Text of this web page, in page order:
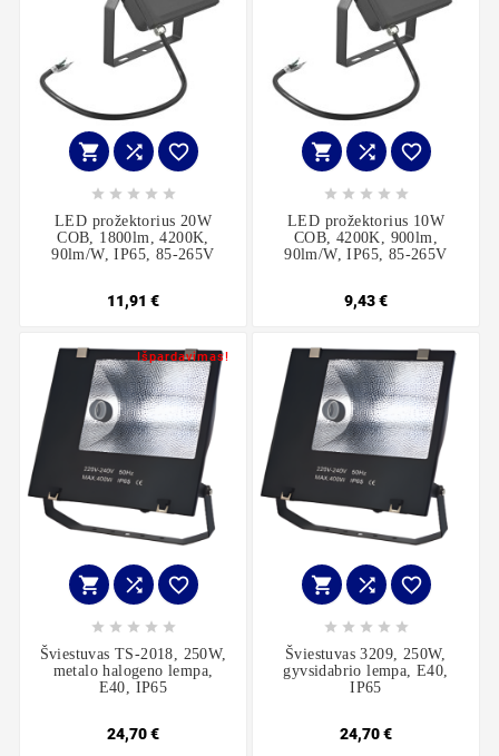
  
    
LED prožektorius 20W
COB, 1800lm, 4200K,
90lm/W, IP65, 85-265V
11,91 €
  
    
LED prožektorius 10W
COB, 4200K, 900lm,
90lm/W, IP65, 85-265V
9,43 €
Išpardavimas!
  
    
Šviestuvas TS-2018, 250W,
metalo halogeno lempa,
E40, IP65
24,70 €
  
    
Šviestuvas 3209, 250W,
gyvsidabrio lempa, E40,
IP65
24,70 €